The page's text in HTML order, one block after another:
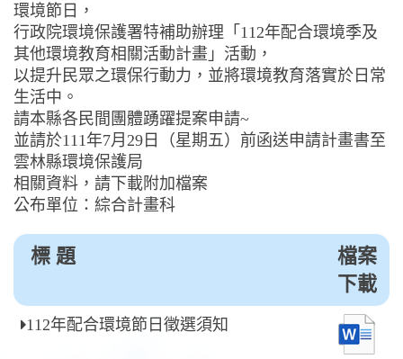
環境節日，
行政院環境保護署特補助辦理「112年配合環境季及
其他環境教育相關活動計畫」活動，
以提升民眾之環保行動力，並將環境教育落實於日常
生活中。
請本縣各民間團體踴躍提案申請~
並請於111年7月29日（星期五）前函送申請計畫書至
雲林縣環境保護局
相關資料，請下載附加檔案
公布單位：綜合計畫科
標 題
檔案
下載
112年配合環境節日徵選須知